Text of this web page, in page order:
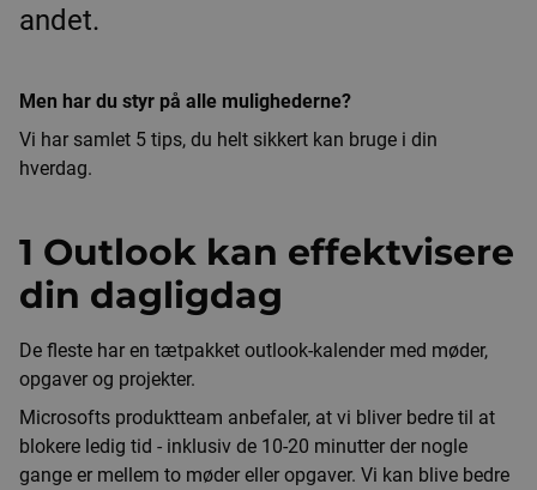
andet.
Men har du styr på alle mulighederne?
Vi har samlet 5 tips, du helt sikkert kan bruge i din
hverdag.
1 Outlook kan effektvisere
din dagligdag
De fleste har en tætpakket outlook-kalender med møder,
opgaver og projekter.
Microsofts produktteam anbefaler, at vi bliver bedre til at
blokere ledig tid - inklusiv de 10-20 minutter der nogle
gange er mellem to møder eller opgaver. Vi kan blive bedre